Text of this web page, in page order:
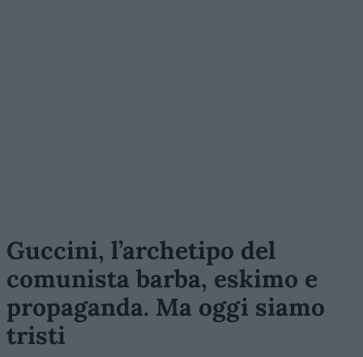
Guccini, l’archetipo del
comunista barba, eskimo e
propaganda. Ma oggi siamo
tristi